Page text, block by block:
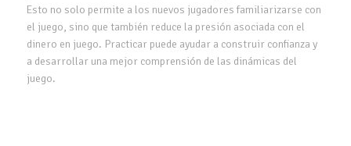
Esto no solo permite a los nuevos jugadores familiarizarse con
el juego, sino que también reduce la presión asociada con el
dinero en juego. Practicar puede ayudar a construir confianza y
a desarrollar una mejor comprensión de las dinámicas del
juego.